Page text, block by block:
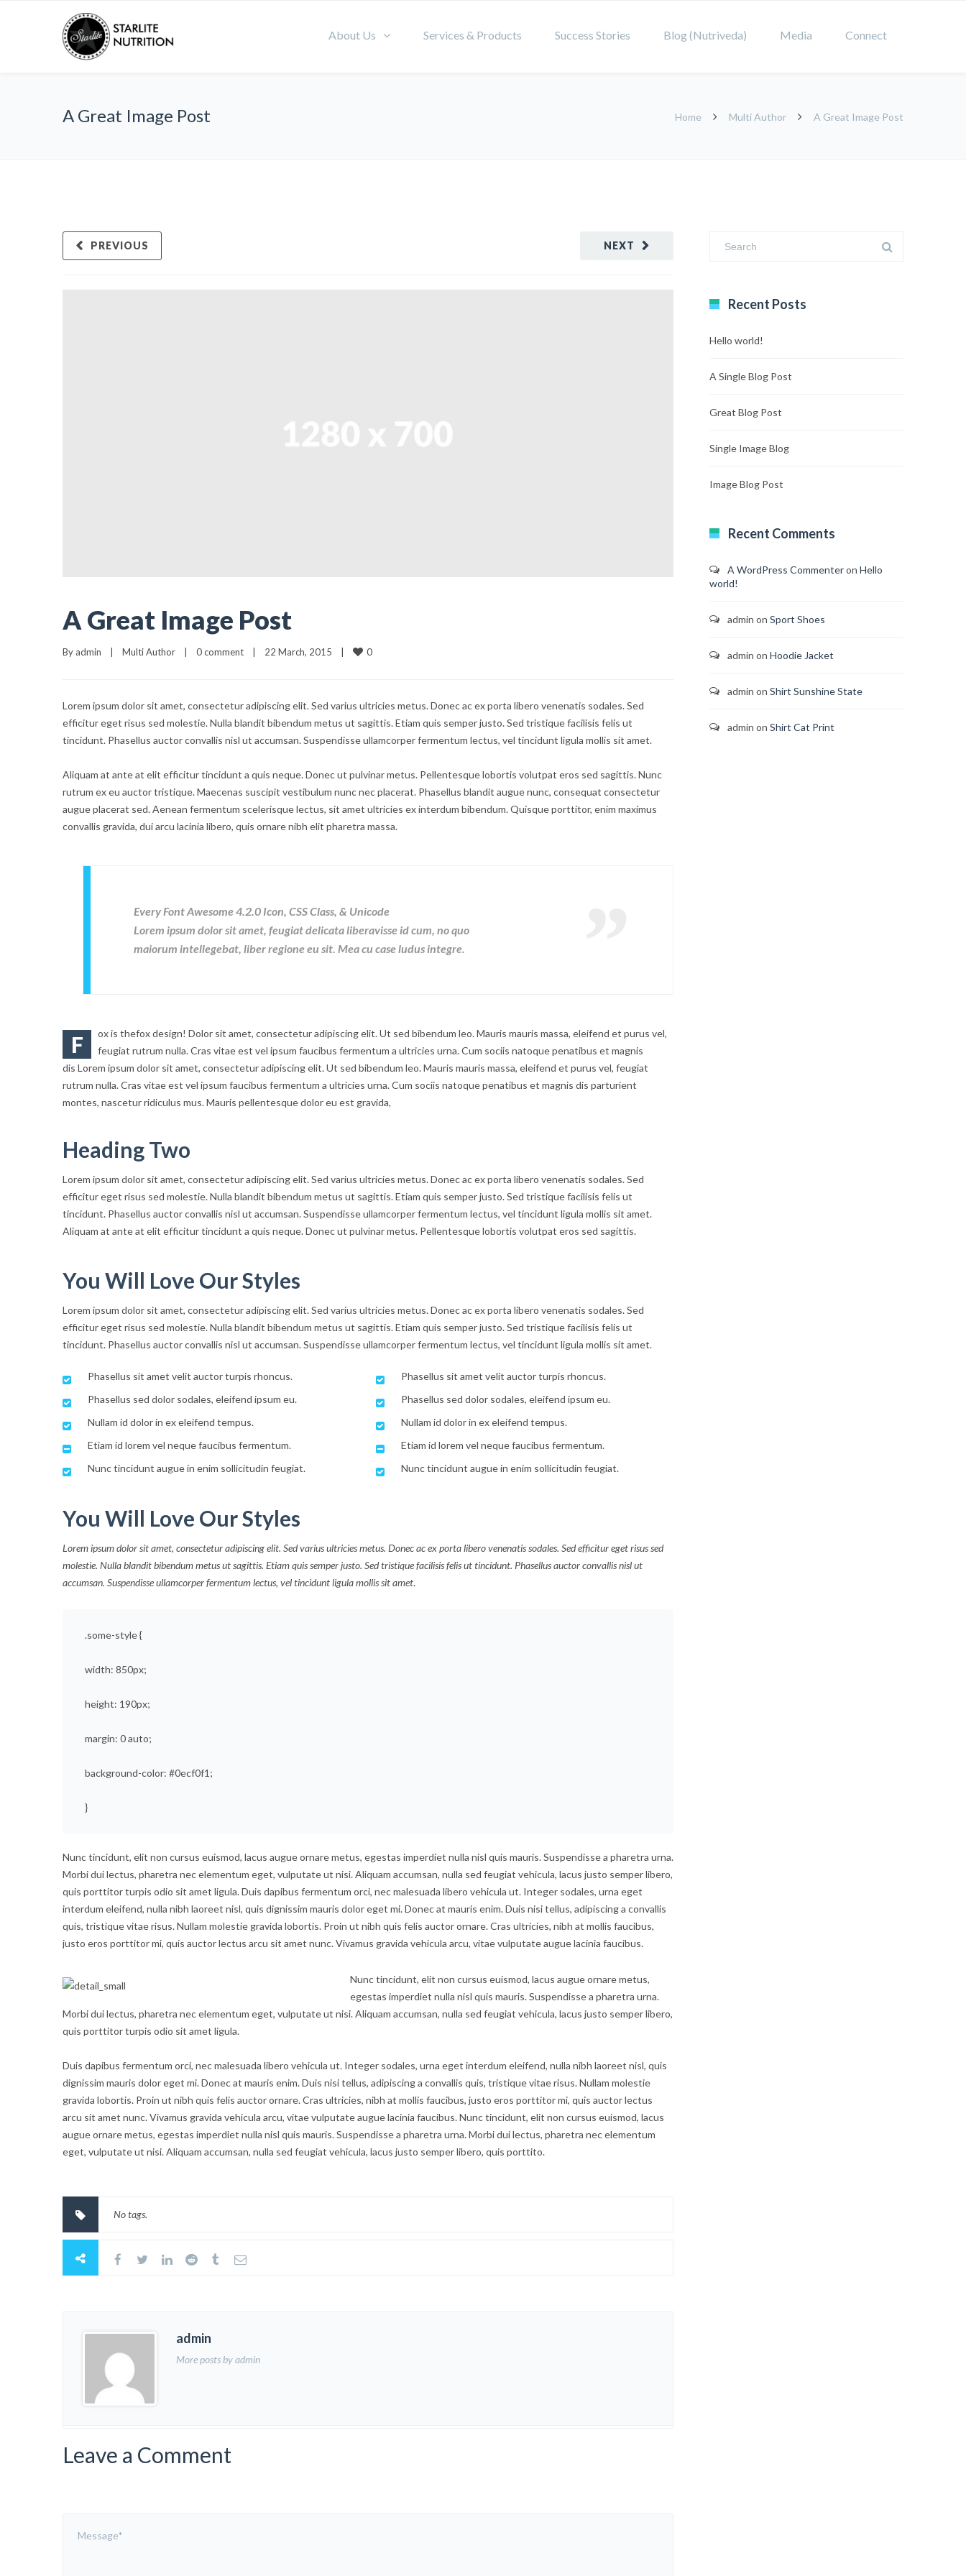
About Us Services & Products Success Stories Blog (Nutriveda) Media Connect
A Great Image Post Home Multi Author A Great Image Post
NEXT
PREVIOUS
A Great Image Post
By admin Multi Author 0 comment 22 March, 2015 0
Lorem ipsum dolor sit amet, consectetur adipiscing elit. Sed varius ultricies metus. Donec ac ex porta libero venenatis sodales. Sed
efficitur eget risus sed molestie. Nulla blandit bibendum metus ut sagittis. Etiam quis semper justo. Sed tristique facilisis felis ut
tincidunt. Phasellus auctor convallis nisl ut accumsan. Suspendisse ullamcorper fermentum lectus, vel tincidunt ligula mollis sit amet.
Aliquam at ante at elit efficitur tincidunt a quis neque. Donec ut pulvinar metus. Pellentesque lobortis volutpat eros sed sagittis. Nunc
rutrum ex eu auctor tristique. Maecenas suscipit vestibulum nunc nec placerat. Phasellus blandit augue nunc, consequat consectetur
augue placerat sed. Aenean fermentum scelerisque lectus, sit amet ultricies ex interdum bibendum. Quisque porttitor, enim maximus
convallis gravida, dui arcu lacinia libero, quis ornare nibh elit pharetra massa.
Every Font Awesome 4.2.0 Icon, CSS Class, & Unicode
Lorem ipsum dolor sit amet, feugiat delicata liberavisse id cum, no quo
maiorum intellegebat, liber regione eu sit. Mea cu case ludus integre.
F
ox is thefox design! Dolor sit amet, consectetur adipiscing elit. Ut sed bibendum leo. Mauris mauris massa, eleifend et purus vel,
feugiat rutrum nulla. Cras vitae est vel ipsum faucibus fermentum a ultricies urna. Cum sociis natoque penatibus et magnis
dis Lorem ipsum dolor sit amet, consectetur adipiscing elit. Ut sed bibendum leo. Mauris mauris massa, eleifend et purus vel, feugiat
rutrum nulla. Cras vitae est vel ipsum faucibus fermentum a ultricies urna. Cum sociis natoque penatibus et magnis dis parturient
montes, nascetur ridiculus mus. Mauris pellentesque dolor eu est gravida,
Heading Two
Lorem ipsum dolor sit amet, consectetur adipiscing elit. Sed varius ultricies metus. Donec ac ex porta libero venenatis sodales. Sed
efficitur eget risus sed molestie. Nulla blandit bibendum metus ut sagittis. Etiam quis semper justo. Sed tristique facilisis felis ut
tincidunt. Phasellus auctor convallis nisl ut accumsan. Suspendisse ullamcorper fermentum lectus, vel tincidunt ligula mollis sit amet.
Aliquam at ante at elit efficitur tincidunt a quis neque. Donec ut pulvinar metus. Pellentesque lobortis volutpat eros sed sagittis.
You Will Love Our Styles
Lorem ipsum dolor sit amet, consectetur adipiscing elit. Sed varius ultricies metus. Donec ac ex porta libero venenatis sodales. Sed
efficitur eget risus sed molestie. Nulla blandit bibendum metus ut sagittis. Etiam quis semper justo. Sed tristique facilisis felis ut
tincidunt. Phasellus auctor convallis nisl ut accumsan. Suspendisse ullamcorper fermentum lectus, vel tincidunt ligula mollis sit amet.
Phasellus sit amet velit auctor turpis rhoncus.
Phasellus sed dolor sodales, eleifend ipsum eu.
Nullam id dolor in ex eleifend tempus.
Etiam id lorem vel neque faucibus fermentum.
Nunc tincidunt augue in enim sollicitudin feugiat.
Phasellus sit amet velit auctor turpis rhoncus.
Phasellus sed dolor sodales, eleifend ipsum eu.
Nullam id dolor in ex eleifend tempus.
Etiam id lorem vel neque faucibus fermentum.
Nunc tincidunt augue in enim sollicitudin feugiat.
You Will Love Our Styles
Lorem ipsum dolor sit amet, consectetur adipiscing elit. Sed varius ultricies metus. Donec ac ex porta libero venenatis sodales. Sed efficitur eget risus sed
molestie. Nulla blandit bibendum metus ut sagittis. Etiam quis semper justo. Sed tristique facilisis felis ut tincidunt. Phasellus auctor convallis nisl ut
accumsan. Suspendisse ullamcorper fermentum lectus, vel tincidunt ligula mollis sit amet.
.some-style {
width: 850px;
height: 190px;
margin: 0 auto;
background-color: #0ecf0f1;
}
Nunc tincidunt, elit non cursus euismod, lacus augue ornare metus, egestas imperdiet nulla nisl quis mauris. Suspendisse a pharetra urna.
Morbi dui lectus, pharetra nec elementum eget, vulputate ut nisi. Aliquam accumsan, nulla sed feugiat vehicula, lacus justo semper libero,
quis porttitor turpis odio sit amet ligula. Duis dapibus fermentum orci, nec malesuada libero vehicula ut. Integer sodales, urna eget
interdum eleifend, nulla nibh laoreet nisl, quis dignissim mauris dolor eget mi. Donec at mauris enim. Duis nisi tellus, adipiscing a convallis
quis, tristique vitae risus. Nullam molestie gravida lobortis. Proin ut nibh quis felis auctor ornare. Cras ultricies, nibh at mollis faucibus,
justo eros porttitor mi, quis auctor lectus arcu sit amet nunc. Vivamus gravida vehicula arcu, vitae vulputate augue lacinia faucibus.
Nunc tincidunt, elit non cursus euismod, lacus augue ornare metus,
egestas imperdiet nulla nisl quis mauris. Suspendisse a pharetra urna.
Morbi dui lectus, pharetra nec elementum eget, vulputate ut nisi. Aliquam accumsan, nulla sed feugiat vehicula, lacus justo semper libero,
quis porttitor turpis odio sit amet ligula.
Duis dapibus fermentum orci, nec malesuada libero vehicula ut. Integer sodales, urna eget interdum eleifend, nulla nibh laoreet nisl, quis
dignissim mauris dolor eget mi. Donec at mauris enim. Duis nisi tellus, adipiscing a convallis quis, tristique vitae risus. Nullam molestie
gravida lobortis. Proin ut nibh quis felis auctor ornare. Cras ultricies, nibh at mollis faucibus, justo eros porttitor mi, quis auctor lectus
arcu sit amet nunc. Vivamus gravida vehicula arcu, vitae vulputate augue lacinia faucibus. Nunc tincidunt, elit non cursus euismod, lacus
augue ornare metus, egestas imperdiet nulla nisl quis mauris. Suspendisse a pharetra urna. Morbi dui lectus, pharetra nec elementum
eget, vulputate ut nisi. Aliquam accumsan, nulla sed feugiat vehicula, lacus justo semper libero, quis porttito.
No tags.
admin
More posts by admin
Leave a Comment
Recent Posts
Hello world!
A Single Blog Post
Great Blog Post
Single Image Blog
Image Blog Post
Recent Comments
A WordPress Commenteron Hello
world!
admin on Sport Shoes
admin on Hoodie Jacket
admin on Shirt Sunshine State
admin on Shirt Cat Print